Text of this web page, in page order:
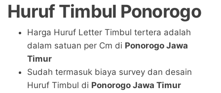
Huruf Timbul Ponorogo
Harga Huruf Letter Timbul tertera adalah
dalam satuan per Cm di Ponorogo Jawa
Timur
Sudah termasuk biaya survey dan desain
Huruf Timbul di Ponorogo Jawa Timur